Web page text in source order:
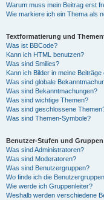
Warum muss mein Beitrag erst
Wie markiere ich ein Thema als
Textformatierung und
Was ist BBCode?
Kann ich HTML benutzen?
Was sind Smilies?
Kann ich Bilder in meine Beiträge
Was sind globale
Was sind Bekanntmachungen?
Was sind wichtige Themen?
Was sind geschlossene
Was sind Themen-Symbole?
Benutzer-Stufen und Gruppen
Was sind Administratoren?
Was sind Moderatoren?
Was sind Benutzergruppen?
Wo finde ich die
Wie werde ich Gruppenleiter?
Weshalb werden verschiedene